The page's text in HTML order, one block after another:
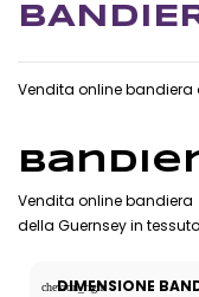
Vendita online bandiera
Vendita online bandiera
della Guernsey in
chevron_right
DIMENSIONE